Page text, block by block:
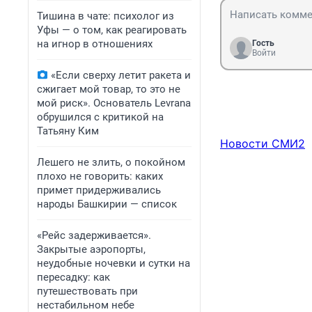
Тишина в чате: психолог из
Уфы — о том, как реагировать
на игнор в отношениях
«Если сверху летит ракета и
сжигает мой товар, то это не
мой риск». Основатель Levrana
обрушился с критикой на
Татьяну Ким
Лешего не злить, о покойном
плохо не говорить: каких
примет придерживались
народы Башкирии — список
«Рейс задерживается».
Закрытые аэропорты,
неудобные ночевки и сутки на
пересадку: как
путешествовать при
нестабильном небе
Гость
Войти
Новости СМИ2